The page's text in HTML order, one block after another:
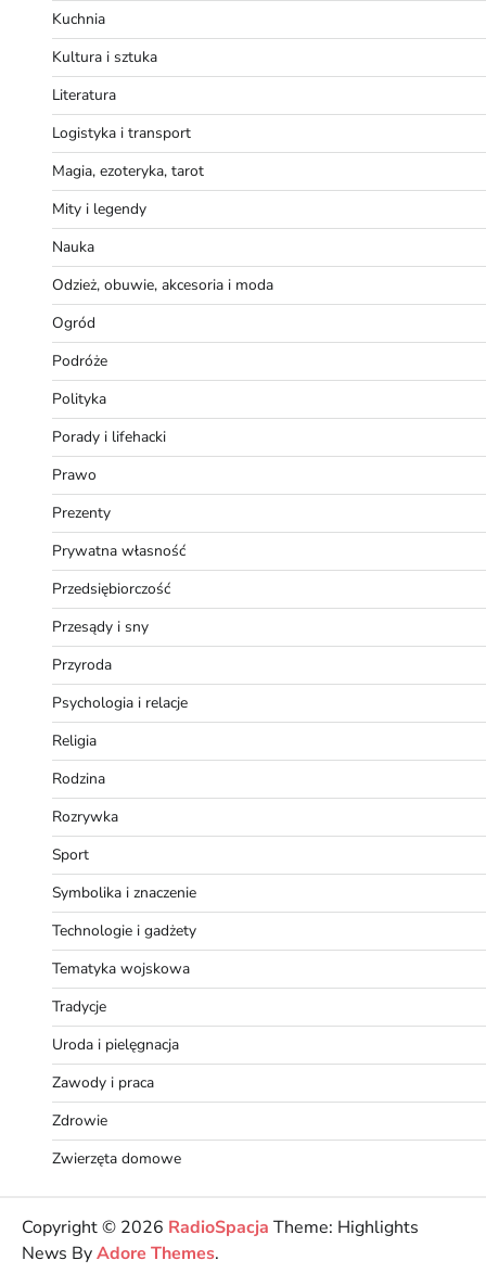
Kuchnia
Kultura i sztuka
Literatura
Logistyka i transport
Magia, ezoteryka, tarot
Mity i legendy
Nauka
Odzież, obuwie, akcesoria i moda
Ogród
Podróże
Polityka
Porady i lifehacki
Prawo
Prezenty
Prywatna własność
Przedsiębiorczość
Przesądy i sny
Przyroda
Psychologia i relacje
Religia
Rodzina
Rozrywka
Sport
Symbolika i znaczenie
Technologie i gadżety
Tematyka wojskowa
Tradycje
Uroda i pielęgnacja
Zawody i praca
Zdrowie
Zwierzęta domowe
Copyright © 2026 RadioSpacja Theme: Highlights
News ByAdore Themes.